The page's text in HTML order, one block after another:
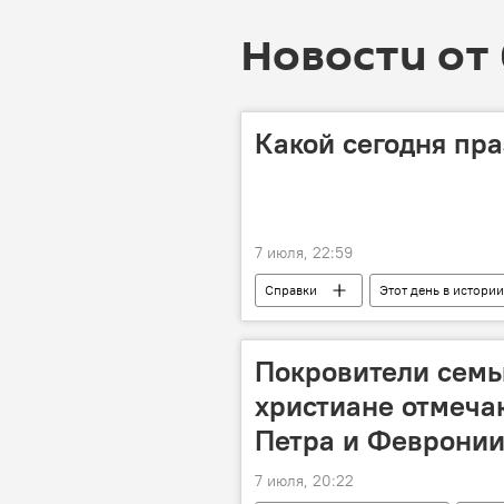
Новости от
Какой сегодня
7 июля, 22:59
Справки Этот день в истории
праздники
религиозные
Покровители
христиане
Петра и Февронии
7 июля, 20:22